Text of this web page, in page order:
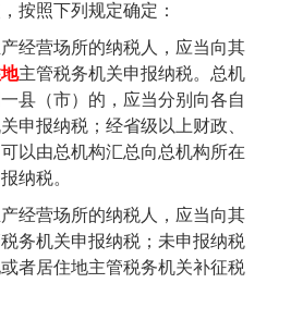
按照下列规定确定：
营场所的纳税人，应当向其
主管税务机关申报纳税。总机
县（市）的，应当分别向各自
申报纳税；经省级以上财政、
以由总机构汇总向总机构所在
纳税。
营场所的纳税人，应当向其
务机关申报纳税；未申报纳税
者居住地主管税务机关补征税